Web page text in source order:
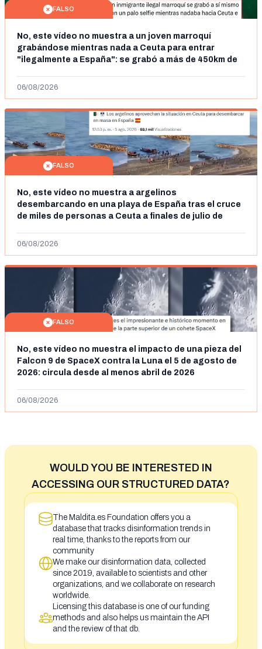
FALSO
No, este vídeo no muestra a un joven marroquí
grabándose mientras nada a Ceuta para entrar
"ilegalmente a España": se grabó a más de 450km de
06/08/2026
FALSO
No, este vídeo no muestra a argelinos
desembarcando en una playa de España tras el cruce
de miles de personas a Ceuta a finales de julio de
06/08/2026
FALSO
No, este vídeo no muestra el impacto de una pieza del
Falcon 9 de SpaceX contra la Luna el 5 de agosto de
2026: circula desde al menos abril de 2026
06/08/2026
WOULD YOU BE INTERESTED IN
ACCESSING OUR STRUCTURED DATA?
The Maldita.es Foundation offers you a
database that tracks disinformation trends in
real time, thanks to the reports from our
community
We make our disinformation data, collected
since 2019, available to scientists and other
organizations, and we collaborate on research
worldwide.
Licensing this database is one of our funding
methods and also helps us maintain the API
and the review of that db.